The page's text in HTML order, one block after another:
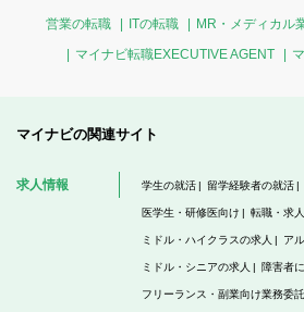
営業の転職 ITの転職 MR・メディカル
マイナビ転職EXECUTIVE AGENT
マイナビの関連サイト
求人情報 学生の就活 留学経験者の就活
医学生・研修医向け 転職・求
ミドル・ハイクラスの求人 ア
ミドル・シニアの求人 障害者
フリーランス・副業向け業務委